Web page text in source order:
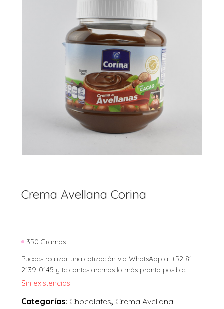
Crema Avellana Corina
350 Gramos
Puedes realizar una cotización via WhatsApp al +52 81-
2139-0145 y te contestaremos lo más pronto posible.
Sin existencias
Categorías: Chocolates, Crema Avellana